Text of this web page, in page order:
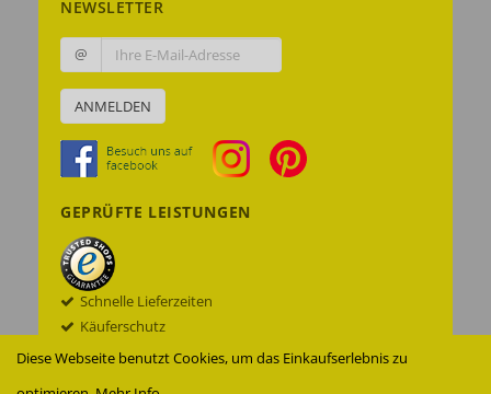
Diese Webseite benutzt Cookies, um das Einkaufserlebnis zu
NEWSLETTER
@
ANMELDEN
GEPRÜFTE LEISTUNGEN
Schnelle Lieferzeiten
Käuferschutz
Datenschutz